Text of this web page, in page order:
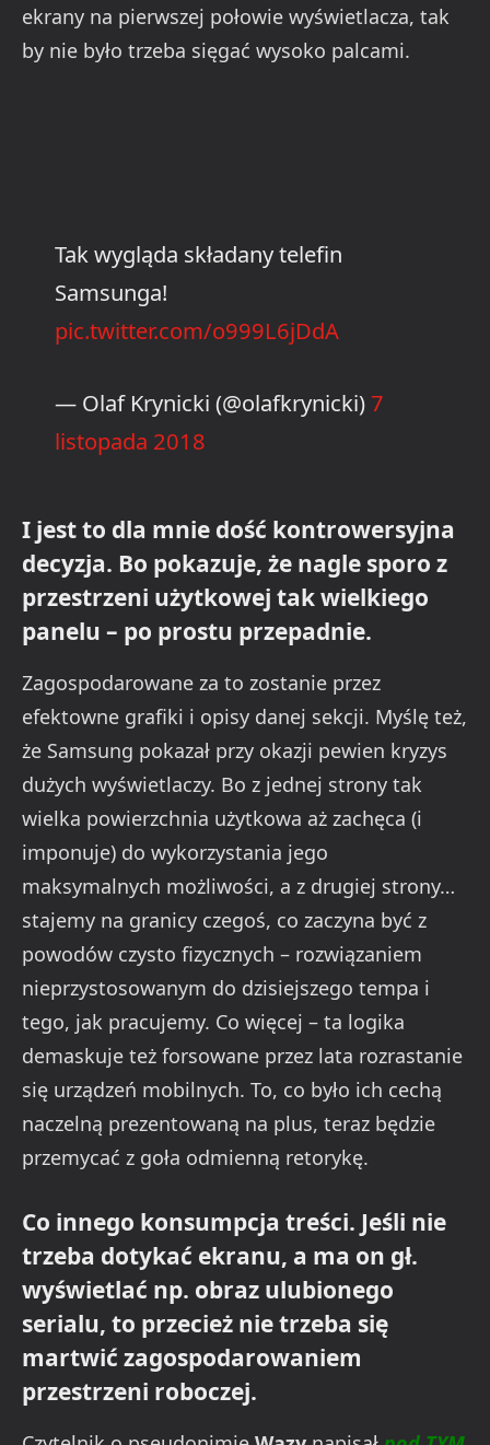
ekrany na pierwszej połowie wyświetlacza, tak
by nie było trzeba sięgać wysoko palcami.
Tak wygląda składany telefin
Samsunga!
pic.twitter.com/o999L6jDdA
— Olaf Krynicki (@olafkrynicki) 7
listopada 2018
I jest to dla mnie dość kontrowersyjna
decyzja. Bo pokazuje, że nagle sporo z
przestrzeni użytkowej tak wielkiego
panelu – po prostu przepadnie.
Zagospodarowane za to zostanie przez
efektowne grafiki i opisy danej sekcji. Myślę też,
że Samsung pokazał przy okazji pewien kryzys
dużych wyświetlaczy. Bo z jednej strony tak
wielka powierzchnia użytkowa aż zachęca (i
imponuje) do wykorzystania jego
maksymalnych możliwości, a z drugiej strony…
stajemy na granicy czegoś, co zaczyna być z
powodów czysto fizycznych – rozwiązaniem
nieprzystosowanym do dzisiejszego tempa i
tego, jak pracujemy. Co więcej – ta logika
demaskuje też forsowane przez lata rozrastanie
się urządzeń mobilnych. To, co było ich cechą
naczelną prezentowaną na plus, teraz będzie
przemycać z goła odmienną retorykę.
Co innego konsumpcja treści. Jeśli nie
trzeba dotykać ekranu, a ma on gł.
wyświetlać np. obraz ulubionego
serialu, to przecież nie trzeba się
martwić zagospodarowaniem
przestrzeni roboczej.